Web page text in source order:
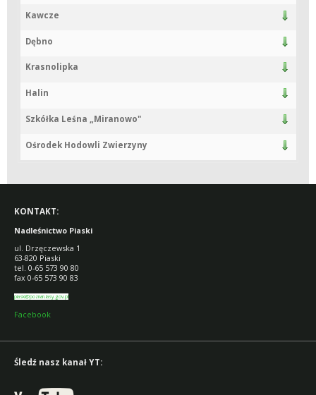
Kawcze
Dębno
Krasnolipka
Halin
Szkółka Leśna „Miranowo"
Ośrodek Hodowli Zwierzyny
KONTAKT:
Nadleśnictwo Piaski
ul. Drzęczewska 1
63-820 Piaski
tel. 0-65 573 90 80
fax 0-65 573 90 83
piaski@poznan.lasy.gov.pl
Facebook
Śledź nasz kanał YT: